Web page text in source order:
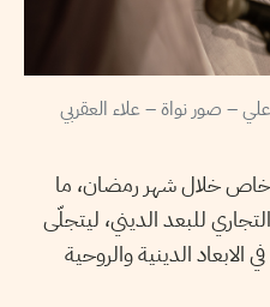
– صور نواة – علاء العقربي
خلال شهر رمضان، ما
للبعد الديني، ليتجلّى
الدينية والروحية